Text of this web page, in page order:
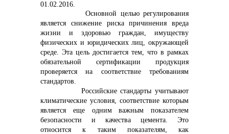
01.02.2016.
Основной целью регулирования
является снижение риска причинения вреда
жизни и здоровью граждан, имуществу
физических и юридических лиц, окружающей
среде. Эта цель достигается тем, что в рамках
обязательной сертификации продукция
проверяется на соответствие требованиям
стандартов.
Российские стандарты учитывают
климатические условия, соответствие которым
является еще одним важным показателем
безопасности и качества цемента. Это
относится к таким показателям, как